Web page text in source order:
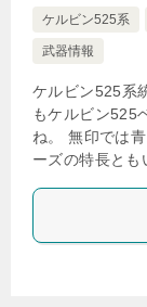
ケルビン525系
武器情報
ケルビン525系
もケルビン525
ね。 無印では
ーズの特長と